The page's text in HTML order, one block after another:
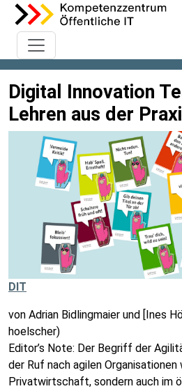
Digital Innovation
Lehren aus der
DIT
von Adrian Bidlingmaier und [Ines
hoelscher)
Editor’s Note: Der Begriff der
der Ruf nach agilen Organisationen
Privatwirtschaft, sondern auch im